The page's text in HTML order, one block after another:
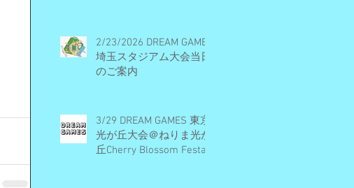
2/23/2026 DREAM GAMES
埼玉スタジアム大会当日
のご案内
3/29 DREAM GAMES 東京
光が丘大会＠ねりま光が
丘Cherry Blossom Festa